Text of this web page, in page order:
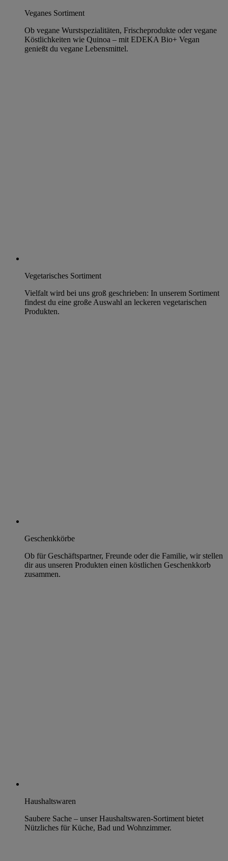
Veganes Sortiment
Ob vegane Wurstspezialitäten, Frischeprodukte oder vegane
Köstlichkeiten wie Quinoa – mit EDEKA Bio+ Vegan
genießt du vegane Lebensmittel.
Vegetarisches Sortiment
Vielfalt wird bei uns groß geschrieben: In unserem Sortiment
findest du eine große Auswahl an leckeren vegetarischen
Produkten.
Geschenkkörbe
Ob für Geschäftspartner, Freunde oder die Familie, wir stellen
dir aus unseren Produkten einen köstlichen Geschenkkorb
zusammen.
Haushaltswaren
Saubere Sache – unser Haushaltswaren-Sortiment bietet
Nützliches für Küche, Bad und Wohnzimmer.